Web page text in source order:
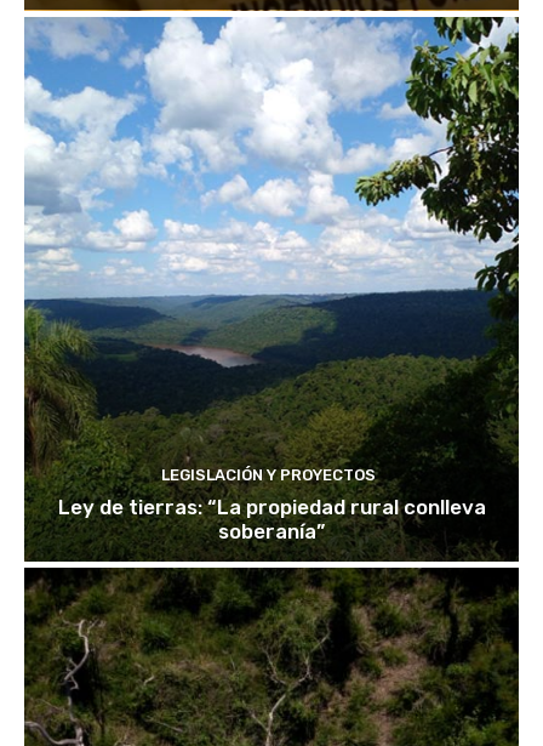
LEGISLACIÓN Y PROYECTOS
Ley de tierras: “La propiedad rural conlleva
soberanía”